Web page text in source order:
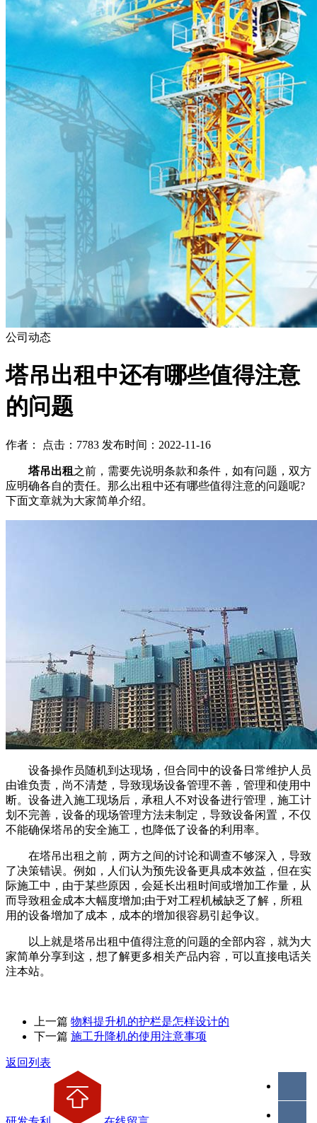
公司动态
塔吊出租中还有哪些值得注意
的问题
作者： 点击：7783 发布时间：2022-11-16
塔吊出租 之前，需要先说明条款和条件，如有问题，双方
应明确各自的责任。那么出租中还有哪些值得注意的问题呢?
下面文章就为大家简单介绍。
设备操作员随机到达现场，但合同中的设备日常维护人员
由谁负责，尚不清楚，导致现场设备管理不善，管理和使用中
断。设备进入施工现场后，承租人不对设备进行管理，施工计
划不完善，设备的现场管理方法未制定，导致设备闲置，不仅
不能确保塔吊的安全施工，也降低了设备的利用率。
在塔吊出租之前，两方之间的讨论和调查不够深入，导致
了决策错误。例如，人们认为预先设备更具成本效益，但在实
际施工中，由于某些原因，会延长出租时间或增加工作量，从
而导致租金成本大幅度增加;由于对工程机械缺乏了解，所租
用的设备增加了成本，成本的增加很容易引起争议。
以上就是塔吊出租中值得注意的问题的全部内容，就为大
家简单分享到这，想了解更多相关产品内容，可以直接电话关
注本站。
上一篇 物料提升机的护栏是怎样设计的
下一篇 施工升降机的使用注意事项
返回列表